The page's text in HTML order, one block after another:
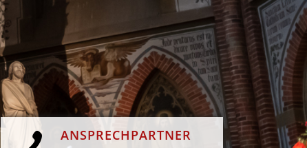
ANSPRECHPARTNER